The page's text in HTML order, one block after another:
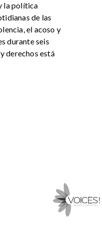
la política
de las
el acoso y
durante seis
derechos está